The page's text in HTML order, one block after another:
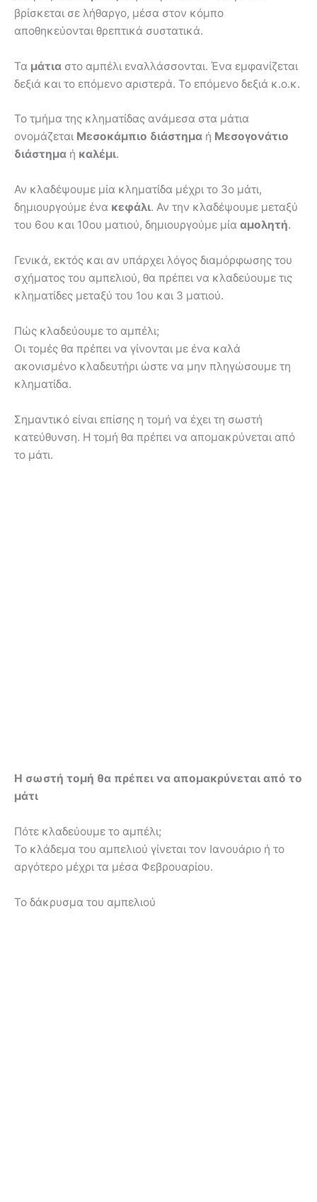
βρίσκεται σε λήθαργο, μέσα στον κόμπο
αποθηκεύονται θρεπτικά συστατικά.
Τα μάτια στο αμπέλι εναλλάσσονται. Ένα εμφανίζεται
δεξιά και το επόμενο αριστερά. Το επόμενο δεξιά κ.ο.κ.
Το τμήμα της κληματίδας ανάμεσα στα μάτια
ονομάζεται Μεσοκάμπιο διάστημα ή Μεσογονάτιο
διάστημα ή καλέμι.
Αν κλαδέψουμε μία κληματίδα μέχρι το 3ο μάτι,
δημιουργούμε ένα κεφάλι. Αν την κλαδέψουμε μεταξύ
του 6ου και 10ου ματιού, δημιουργούμε μία αμολητή.
Γενικά, εκτός και αν υπάρχει λόγος διαμόρφωσης του
σχήματος του αμπελιού, θα πρέπει να κλαδεύουμε τις
κληματίδες μεταξύ του 1ου και 3 ματιού.
Πώς κλαδεύουμε το αμπέλι;
Οι τομές θα πρέπει να γίνονται με ένα καλά
ακονισμένο κλαδευτήρι ώστε να μην πληγώσουμε τη
κληματίδα.
Σημαντικό είναι επίσης η τομή να έχει τη σωστή
κατεύθυνση. Η τομή θα πρέπει να απομακρύνεται από
το μάτι.
Η σωστή τομή θα πρέπει να απομακρύνεται από το
μάτι
Πότε κλαδεύουμε το αμπέλι;
Το κλάδεμα του αμπελιού γίνεται τον Ιανουάριο ή το
αργότερο μέχρι τα μέσα Φεβρουαρίου.
Το δάκρυσμα του αμπελιού